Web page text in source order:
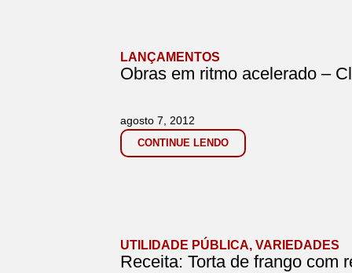
LANÇAMENTOS
Obras em ritmo acelerado –
CONTINUE LENDO
agosto 7, 2012
UTILIDADE PÚBLICA, VARIEDADES
Receita: Torta de frango com